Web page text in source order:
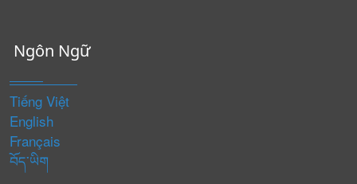
Ngôn Ngữ
Tiếng Việt
English
Français
བོད་ཡིག